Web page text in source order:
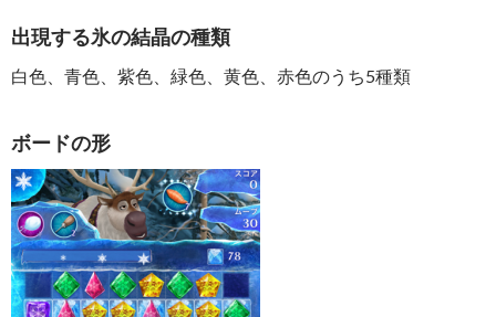
出現する氷の結晶の種類
白色、青色、紫色、緑色、黄色、赤色のうち5種類
ボードの形